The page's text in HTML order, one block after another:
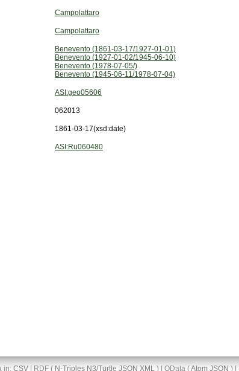
Campolattaro
Campolattaro
Benevento (1861-03-17/1927-01-01)
Benevento (1927-01-02/1945-06-10)
Benevento (1978-07-05/)
Benevento (1945-06-11/1978-07-04)
ASI:geo05606
062013
1861-03-17(xsd:date)
ASI:Ru060480
in: CSV| RDF ( N-Triples N3/Turtle JSON XML) | OData (Atom JSON ) |